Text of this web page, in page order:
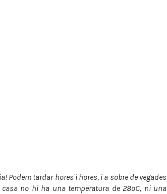
Podem tardar hores i hores, i a sobre de vegades
no hi ha una temperatura de 28ºC, ni una